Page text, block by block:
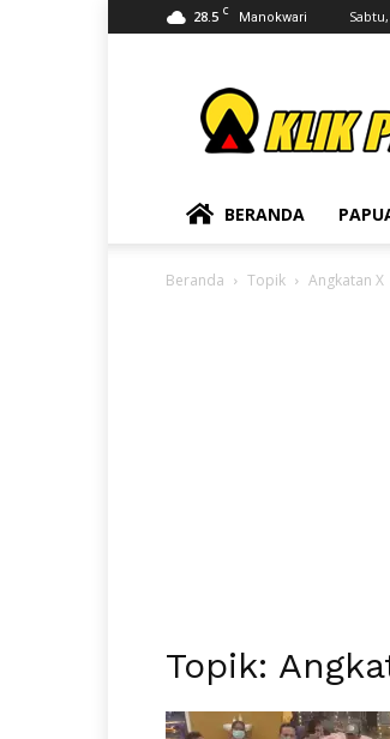
28.5 C Manokwari
BERANDA
Beranda Topik Angkatan X
Topik: